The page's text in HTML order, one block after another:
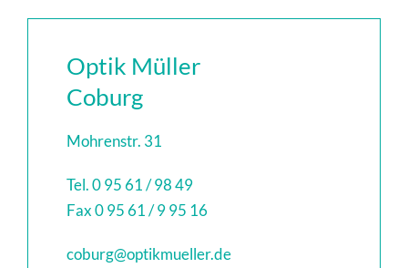
Optik Müller
Coburg
Mohrenstr. 31
Tel. 0 95 61 / 98 49
Fax 0 95 61 / 9 95 16
coburg@optikmueller.de